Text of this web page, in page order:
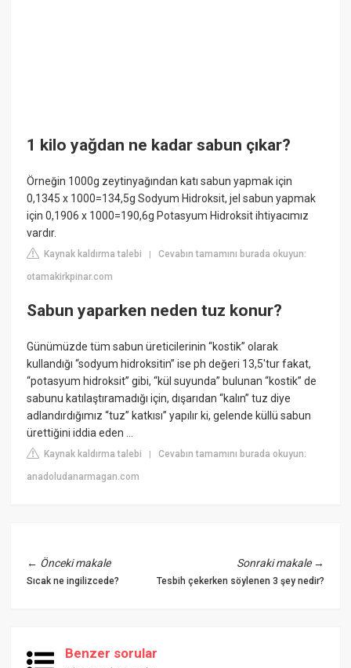
1 kilo yağdan ne kadar sabun çıkar?
Örneğin 1000g zeytinyağından katı sabun yapmak için
0,1345 x 1000=134,5g Sodyum Hidroksit, jel sabun yapmak
için 0,1906 x 1000=190,6g Potasyum Hidroksit ihtiyacımız
vardır.
Kaynak kaldırma talebi |Cevabın tamamını burada okuyun:
otamakirkpinar.com
Sabun yaparken neden tuz konur?
Günümüzde tüm sabun üreticilerinin “kostik” olarak
kullandığı “sodyum hidroksitin” ise ph değeri 13,5'tur fakat,
“potasyum hidroksit” gibi, “kül suyunda” bulunan “kostik” de
sabunu katılaştıramadığı için, dışarıdan “kalın” tuz diye
adlandırdığımız “tuz” katkısı” yapılır ki, gelende küllü sabun
ürettiğini iddia eden ...
Kaynak kaldırma talebi |Cevabın tamamını burada okuyun:
anadoludanarmagan.com
← Önceki makale
Sıcak ne ingilizcede?
Sonraki makale→
Tesbih çekerken söylenen 3 şey nedir?
Benzer sorular